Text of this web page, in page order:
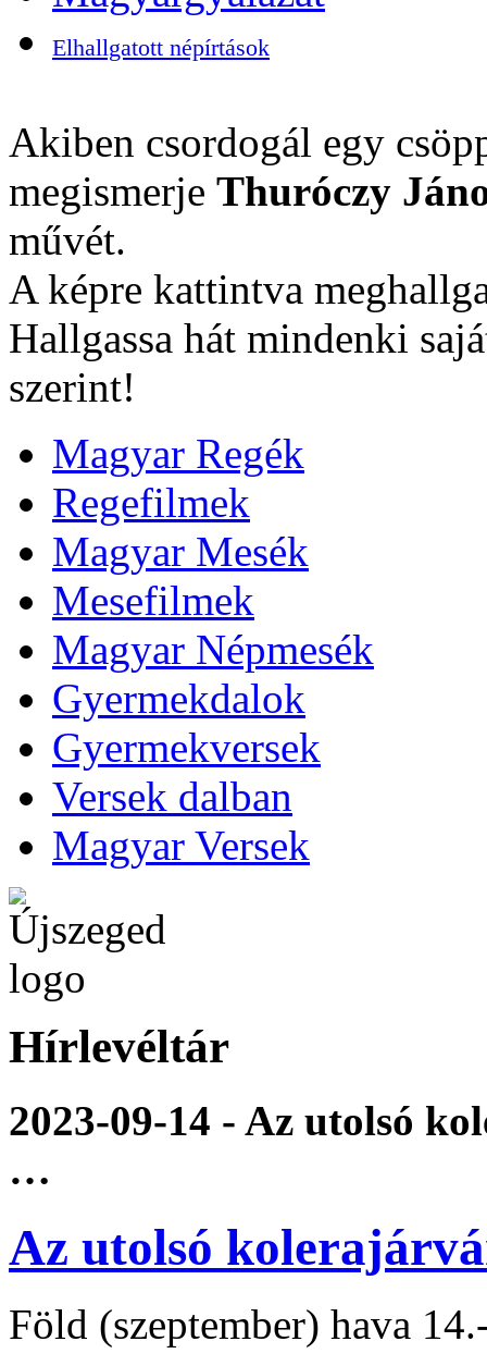
Elhallgatott népírtások
Akiben csordogál egy
megismerje Thuróczy
művét.
A képre kattintva
Hallgassa hát mindenki
szerint!
Magyar Regék
Regefilmek
Magyar Mesék
Mesefilmek
Magyar Népmesék
Gyermekdalok
Gyermekversek
Versek dalban
Magyar Versek
Hírlevéltár
2023-09-14 - Az utolsó
…
Az utolsó
Föld (szeptember) hava